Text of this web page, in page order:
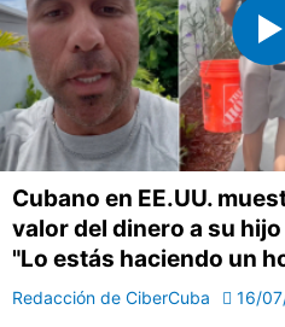
Cubano en EE.UU.
valor del dinero a su
"Lo estás haciendo un
Redacción de CiberCuba 16/